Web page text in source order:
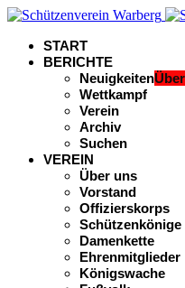
START
BERICHTE
Neuigkeiten
Wettkampf
Verein
Archiv
Suchen
VEREIN
Über uns
Vorstand
Offizierskorps
Schützenkönige
Damenkette
Ehrenmitglieder
Königswache